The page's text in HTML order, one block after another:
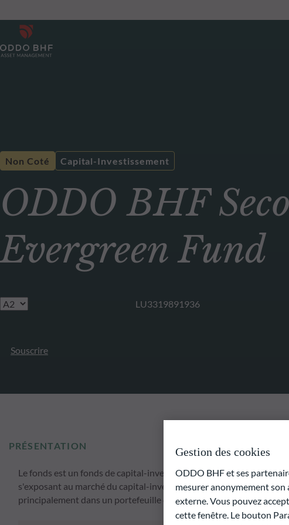
ODDO BHF
Evergreen Fund
Non Coté Capital-Investissement
LU3319891936
Souscrire
PRÉSENTATION
Le fonds est un fonds de capital-investissement dont l'objectif
s'exposant au marché du capital-investissement et de maximiser
principalement dans un portefeuille diversifié de fonds
Gestion des cookies
ODDO BHF et ses
mesurer anonymement
externe. Vous pouvez
cette fenêtre. Le bouton